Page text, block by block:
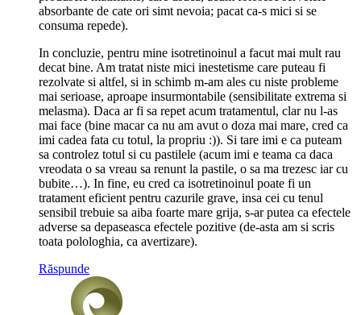
absorbante de cate ori simt nevoia; pacat ca-s mici si se
consuma repede).
In concluzie, pentru mine isotretinoinul a facut mai mult rau
decat bine. Am tratat niste mici inestetisme care puteau fi
rezolvate si altfel, si in schimb m-am ales cu niste probleme
mai serioase, aproape insurmontabile (sensibilitate extrema si
melasma). Daca ar fi sa repet acum tratamentul, clar nu l-as
mai face (bine macar ca nu am avut o doza mai mare, cred ca
imi cadea fata cu totul, la propriu :)). Si tare imi e ca puteam
sa controlez totul si cu pastilele (acum imi e teama ca daca
vreodata o sa vreau sa renunt la pastile, o sa ma trezesc iar cu
bubite…). In fine, eu cred ca isotretinoinul poate fi un
tratament eficient pentru cazurile grave, insa cei cu tenul
sensibil trebuie sa aiba foarte mare grija, s-ar putea ca efectele
adverse sa depaseasca efectele pozitive (de-asta am si scris
toata polologhia, ca avertizare).
Răspunde